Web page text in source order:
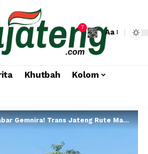
7
Aa
Khutbah
Kolom
Gemnira! Trans Jateng Rute Magelang -Temanggung Segera Mengaspal